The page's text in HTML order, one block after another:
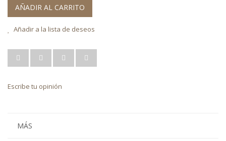
AÑADIR AL CARRITO
Añadir a la lista de deseos
Escribe tu opinión
MÁS